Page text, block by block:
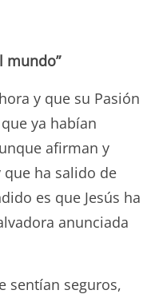
mundo”
y que su Pasión
ya habían
afirman y
ha salido de
es que Jesús ha
anunciada
sentían seguros,